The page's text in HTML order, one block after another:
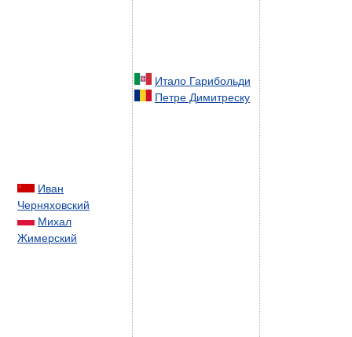
Иван
Черняховский
Михал
Жимерский
Итало Гарибольди
Петре Димитреску